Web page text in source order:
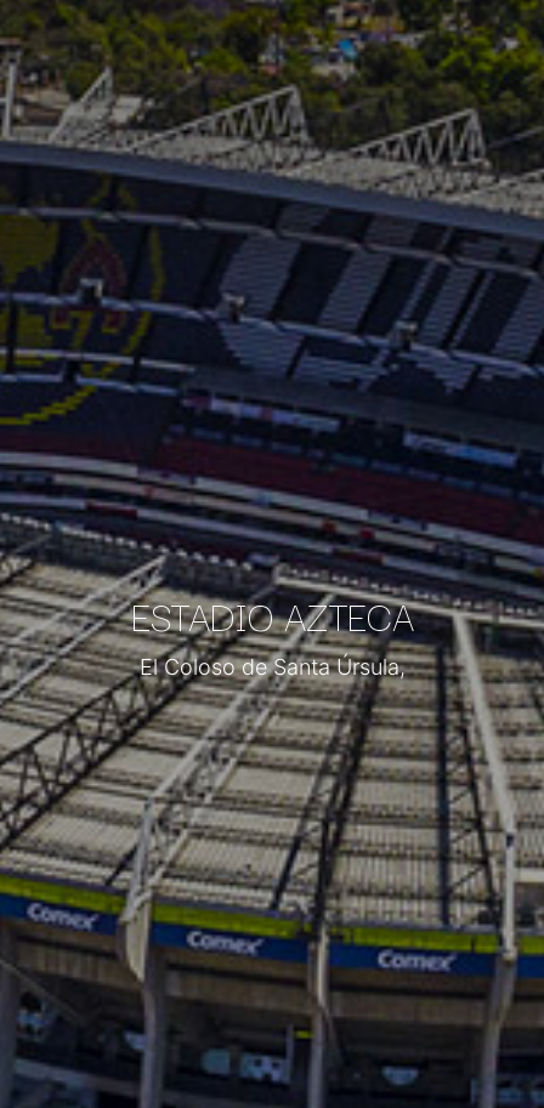
ESTADIO AZTECA
El Coloso de Santa Úrsula,